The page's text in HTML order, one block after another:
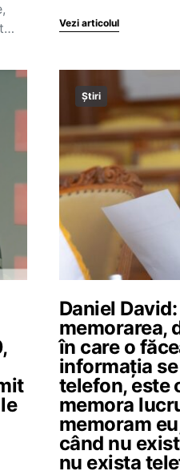
Vezi articolul
Știri
Daniel
memorarea,
în care o
informația
telefon, este
memora
memoram
când nu
nu exista